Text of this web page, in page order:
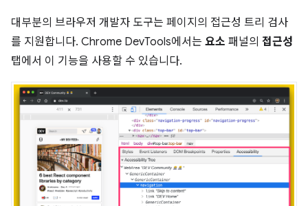
대부분의 브라우저 개발자 도구는 페이지의 접근성 트리 검사
를 지원합니다. Chrome DevTools에서는 요소 패널의 접근성
탭에서 이 기능을 사용할 수 있습니다.